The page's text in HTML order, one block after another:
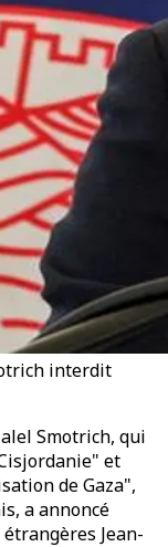
interdit
Smotrich, qui
et
de Gaza",
a annoncé
Jean-